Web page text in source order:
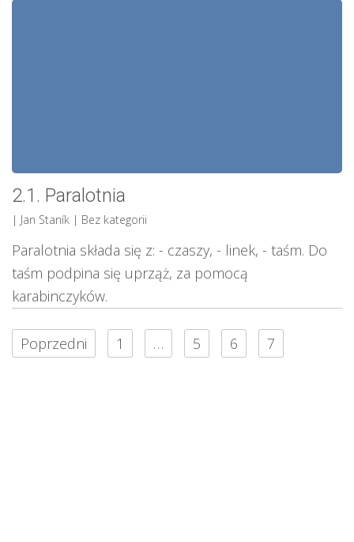
2.1. Paralotnia
| Jan Staník | Bez kategorii
Paralotnia składa się z: - czaszy, - linek, - taśm. Do
taśm podpina się uprząż, za pomocą
karabinczyków.
Poprzedni 1 … 5 6 7